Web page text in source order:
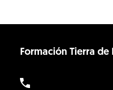
Formación Tierra de